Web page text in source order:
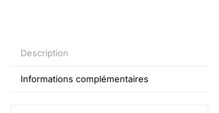
Description
Informations complémentaires